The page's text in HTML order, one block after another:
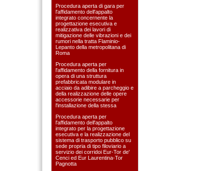
Procedura aperta di gara per
l'affidamento dell'appalto
integrato concernente la
progettazione esecutiva e
realizzativa dei lavori di
mitigazione delle vibrazioni e dei
rumori nella tratta Flaminio-
Lepanto della metropolitana di
Roma
Procedura aperta per
l'affidamento della fornitura in
opera di una struttura
prefabbricata modulare in
acciaio da adibire a parcheggio e
della realizzazione delle opere
accessorie necessarie per
l'installazione della stessa
Procedura aperta per
l'affidamento dell'appalto
integrato per la progettazione
esecutiva e la realizzazione del
sistema di trasporto pubblico su
sede propria di tipo filoviario a
servizio dei corridoi Eur-Tor de'
Cenci ed Eur Laurentina-Tor
Pagnotta